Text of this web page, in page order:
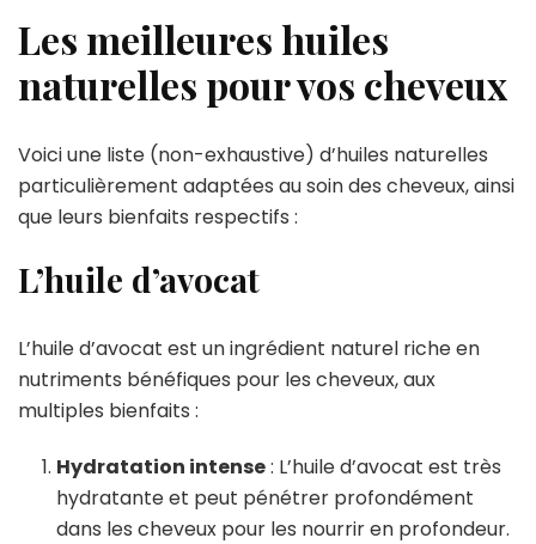
Les meilleures huiles
naturelles pour vos cheveux
Voici une liste (non-exhaustive) d’huiles naturelles
particulièrement adaptées au soin des cheveux, ainsi
que leurs bienfaits respectifs :
L’huile d’avocat
L’huile d’avocat est un ingrédient naturel riche en
nutriments bénéfiques pour les cheveux, aux
multiples bienfaits :
Hydratation intense: L’huile d’avocat est très
hydratante et peut pénétrer profondément
dans les cheveux pour les nourrir en profondeur.